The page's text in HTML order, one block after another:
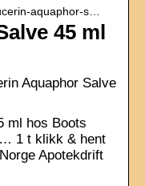
aquaphor-s…
45 ml
Aquaphor Salve
ml hos Boots
1 t klikk & hent
Apotekdrift